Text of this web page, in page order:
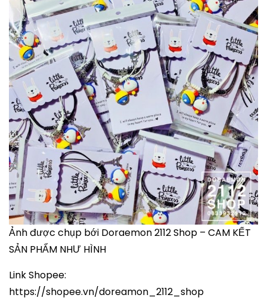
Ảnh được chụp bới Doraemon 2112 Shop – CAM KẾT
SẢN PHẨM NHƯ HÌNH
Link Shopee:
https://shopee.vn/doreamon_2112_shop